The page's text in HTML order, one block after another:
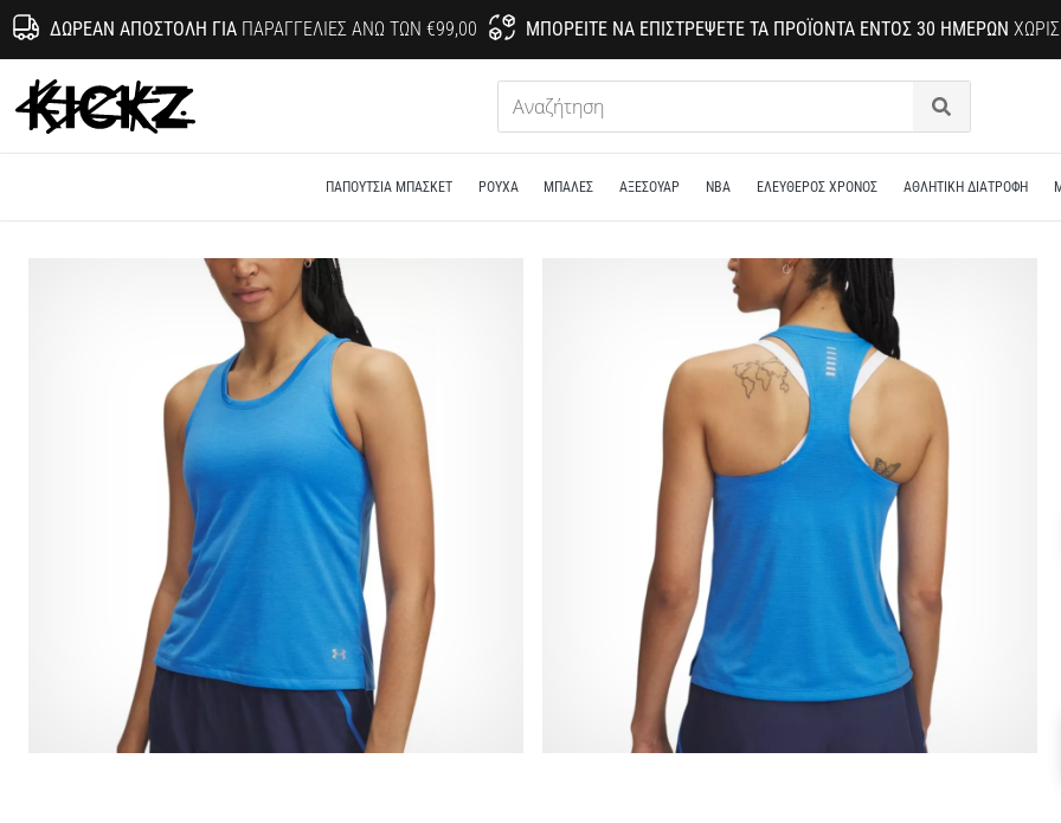
ΔΩΡΕΆΝ ΑΠΟΣΤΟΛΉ ΓΙΑΠΑΡΑΓΓΕΛΊΕΣ ΆΝΩ ΤΩΝ €99,00 ΜΠΟΡΕΊΤΕ ΝΑ ΕΠΙΣΤΡΈΨΕΤΕ ΤΑ ΠΡΟΪΌΝΤΑ ΕΝΤΌΣ 30 ΗΜΕΡΏΝ
KICKZ.gr
Αναζήτηση
ΠΑΠΟΎΤΣΙΑ ΜΠΆΣΚΕΤ ΡΟΎΧΑ ΜΠΑΛΕΣ ΑΞΕΣΟΥΑΡ NBA ΕΛΕΥΘΕΡΟΣ ΧΡΟΝΟΣ ΑΘΛΗΤΙΚΗ ΔΙΑΤΡΟΦΗ